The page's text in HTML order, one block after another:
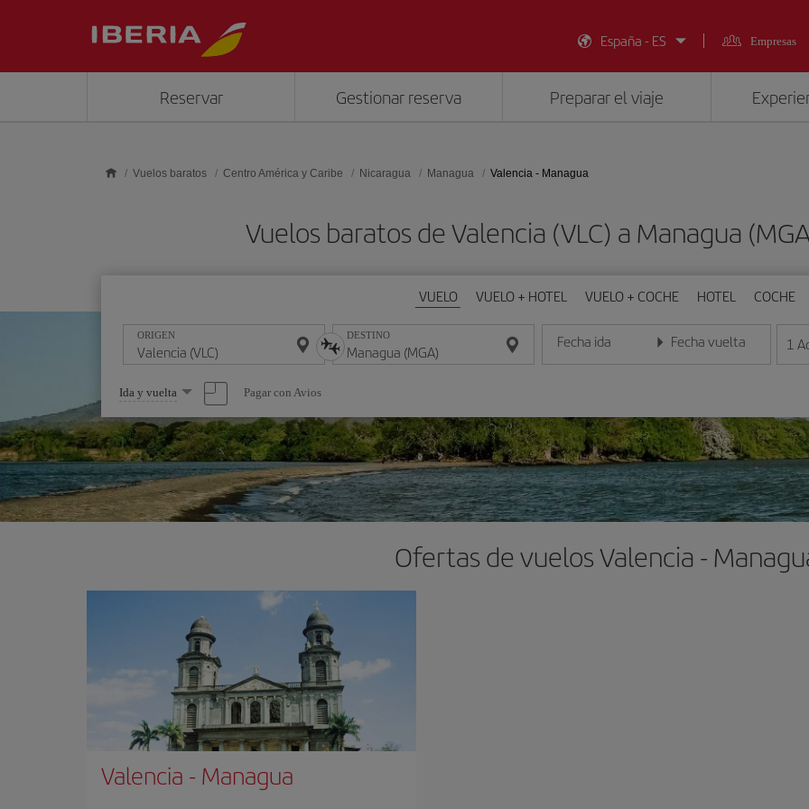
España - ES
Empresas
Reservar Gestionar reserva Preparar el viaje
Vuelos baratos Centro América y Caribe Nicaragua Managua Valencia - Managua
Vuelos baratos de Valencia (VLC) a Managua
VUELO VUELO + HOTEL VUELO + COCHE HOTEL COCHE
ORIGEN DESTINO Fecha ida
Introduce la fecha en formato día/mes/año
Fecha vuelta
Introduce la fecha en 1
Seleccione
una
opción
Ida y vuelta Pagar con Avios
Ofertas de vuelos Valencia -
Valencia - Managua